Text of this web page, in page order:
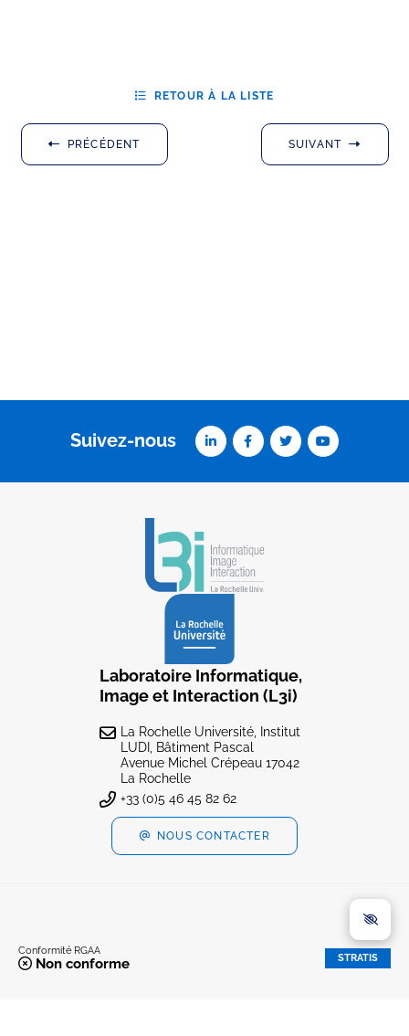
PRÉCÉDENT
RETOUR À LA LISTE
SUIVANT
Suivez-nous
Laboratoire Informatique,
Image et Interaction (L3i)
La Rochelle Université, Institut
LUDI, Bâtiment Pascal
Avenue Michel Crépeau 17042
La Rochelle
+33 (0)5 46 45 82 62
NOUS CONTACTER
Conformité RGAA
Non conforme STRATIS